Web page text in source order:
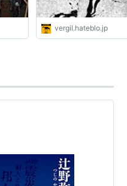
vergil.hateblo.jp